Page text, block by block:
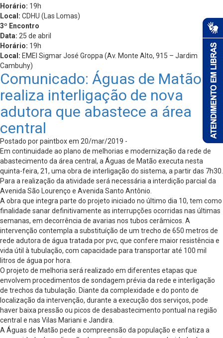
Horário: 19h
Local: CDHU (Las Lomas)
3º Encontro
Data: 25 de abril
Horário: 19h
Local: EMEI Sigmar José Groppa (Av. Monte Alto, 915 – Jardim
Cambuhy)
Comunicado: Águas de Matão
realiza interligação de nova
adutora que abastece a área
central
Postado por paintbox em 20/mar/2019 -
Em continuidade ao plano de melhorias e modernização da rede de
abastecimento da área central, a Águas de Matão executa nesta
quinta-feira, 21, uma obra de interligação do sistema, a partir das 7h30.
Para a realização da atividade será necessária a interdição parcial da
Avenida São Lourenço e Avenida Santo Antônio.
A obra que integra parte do projeto iniciado no último dia 10, tem como
finalidade sanar definitivamente as interrupções ocorridas nas últimas
semanas, em decorrência de avarias nos tubos cerâmicos. A
intervenção contempla a substituíção de um trecho de 650 metros de
rede adutora de água tratada por pvc, que confere maior resistência e
vida útil à tubulação, com capacidade para transportar até 100 mil
litros de água por hora.
O projeto de melhoria será realizado em diferentes etapas que
envolvem procedimentos de sondagem prévia da rede e interligação
de trechos da tubulação. Diante da complexidade e do ponto de
localização da intervenção, durante a execução dos serviços, pode
haver baixa pressão ou picos de desabastecimento pontual na região
central e nas Vilas Mariani e Jandira.
A Águas de Matão pede a compreensão da população e enfatiza a